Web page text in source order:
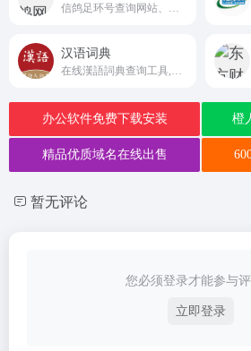
汉语词典
办公软件免费下载安装 橙
精品优质域名在线出售
暂无评论
您必须登录才能参与评
立即登录